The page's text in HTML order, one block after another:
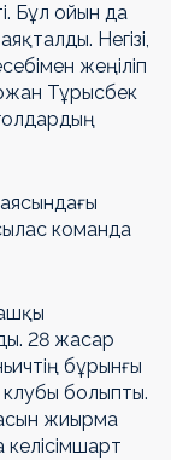
Бұл ойын да
Негізі,
жеңіліп
Тұрысбек
команда
28 жасар
бұрынғы
болыпты.
жиырма